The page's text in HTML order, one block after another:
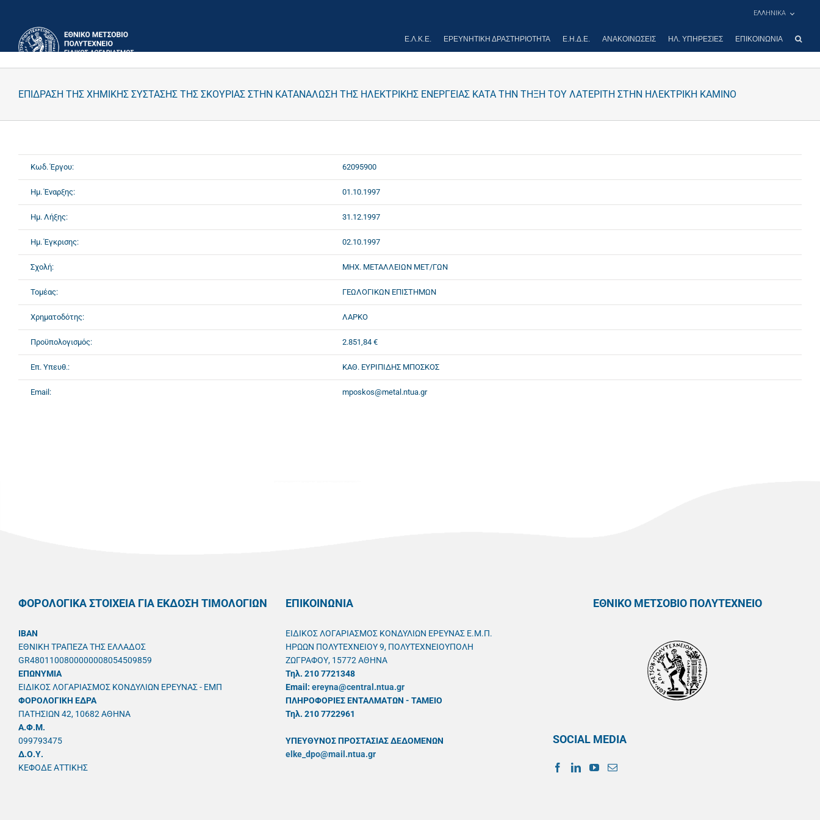
περιεχόμενο
ΕΛΛΗΝΙΚΑ
Ε.Λ.Κ.Ε. ΕΡΕΥΝΗΤΙΚΉ ΔΡΑΣΤΗΡΙΌΤΗΤΑ Ε.Η.Δ.Ε. ΑΝΑΚΟΙΝΏΣΕΙΣ ΗΛ. ΥΠΗΡΕΣΊΕΣ ΕΠΙΚΟΙΝΩΝΊΑ
ΕΠΙΔΡΑΣΗ ΤΗΣ ΧΗΜΙΚΗΣ ΣΥΣΤΑΣΗΣ ΤΗΣ ΣΚΟΥΡΙΑΣ ΣΤΗΝ ΚΑΤΑΝΑΛΩΣΗ ΤΗΣ ΗΛΕΚΤΡΙΚΗΣ ΕΝΕΡΓΕΙΑΣ ΚΑΤΑ ΤΗΝ ΤΗΞΗ ΤΟΥ ΛΑΤΕΡΙΤΗ ΣΤΗΝ ΗΛΕΚΤΡΙΚΗ ΚΑΜΙΝΟ
Κωδ. Έργου: 62095900
Ημ. Έναρξης: 01.10.1997
Ημ. Λήξης: 31.12.1997
Ημ. Έγκρισης: 02.10.1997
Σχολή: ΜΗΧ. ΜΕΤΑΛΛΕΙΩΝ ΜΕΤ/ΓΩΝ
Τομέας: ΓΕΩΛΟΓΙΚΩΝ ΕΠΙΣΤΗΜΩΝ
Χρηματοδότης: ΛΑΡΚΟ
Προϋπολογισμός: 2.851,84 €
Επ. Υπευθ.: ΚΑΘ. ΕΥΡΙΠΙΔΗΣ ΜΠΟΣΚΟΣ
Email: mposkos@metal.ntua.gr
ΦΟΡΟΛΟΓΙΚΑ ΣΤΟΙΧΕΙΑ ΓΙΑ ΕΚΔΟΣΗ ΤΙΜΟΛΟΓΙΩΝ
IBAN
ΕΘΝΙΚΗ ΤΡΑΠΕΖΑ ΤΗΣ ΕΛΛΑΔΟΣ
GR4801100800000008054509859
ΕΠΩΝΥΜΙΑ
ΕΙΔΙΚΟΣ ΛΟΓΑΡΙΑΣΜΟΣ ΚΟΝΔΥΛΙΩΝ ΕΡΕΥΝΑΣ - ΕΜΠ
ΦΟΡΟΛΟΓΙΚΗ ΕΔΡΑ
ΠΑΤΗΣΙΩΝ 42, 10682 ΑΘΗΝΑ
A.Φ.Μ.
099793475
Δ.Ο.Υ.
ΚΕΦΟΔΕ ΑΤΤΙΚΗΣ
ΕΠΙΚΟΙΝΩΝΙΑ
ΕΙΔΙΚΟΣ ΛΟΓΑΡΙΑΣΜΟΣ ΚΟΝΔΥΛΙΩΝ ΕΡΕΥΝΑΣ Ε.Μ.Π.
ΗΡΩΩΝ ΠΟΛΥΤΕΧΝΕΙΟΥ 9, ΠΟΛΥΤΕΧΝΕΙΟΥΠΟΛΗ
ΖΩΓΡΑΦΟΥ, 15772 ΑΘΗΝΑ
Τηλ. 210 7721348
Email: ereyna@central.ntua.gr
ΠΛΗΡΟΦΟΡΙΕΣ ΕΝΤΑΛΜΑΤΩΝ - ΤΑΜΕΙΟ
Τηλ. 210 7722961
ΥΠΕΥΘYΝΟΣ ΠΡΟΣΤΑΣΙΑΣ ΔΕΔΟΜΕΝΩΝ
elke_dpo@mail.ntua.gr
ΕΘΝΙΚΟ ΜΕΤΣΟΒΙΟ ΠΟΛΥΤΕΧΝΕΙΟ
SOCIAL MEDIA